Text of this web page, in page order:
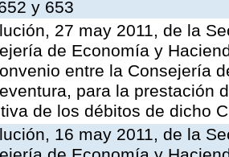
y 653
27 may 2011, de la
de Economía y
entre la Consejería
para la prestación
de los débitos de dicho
16 may 2011, de la